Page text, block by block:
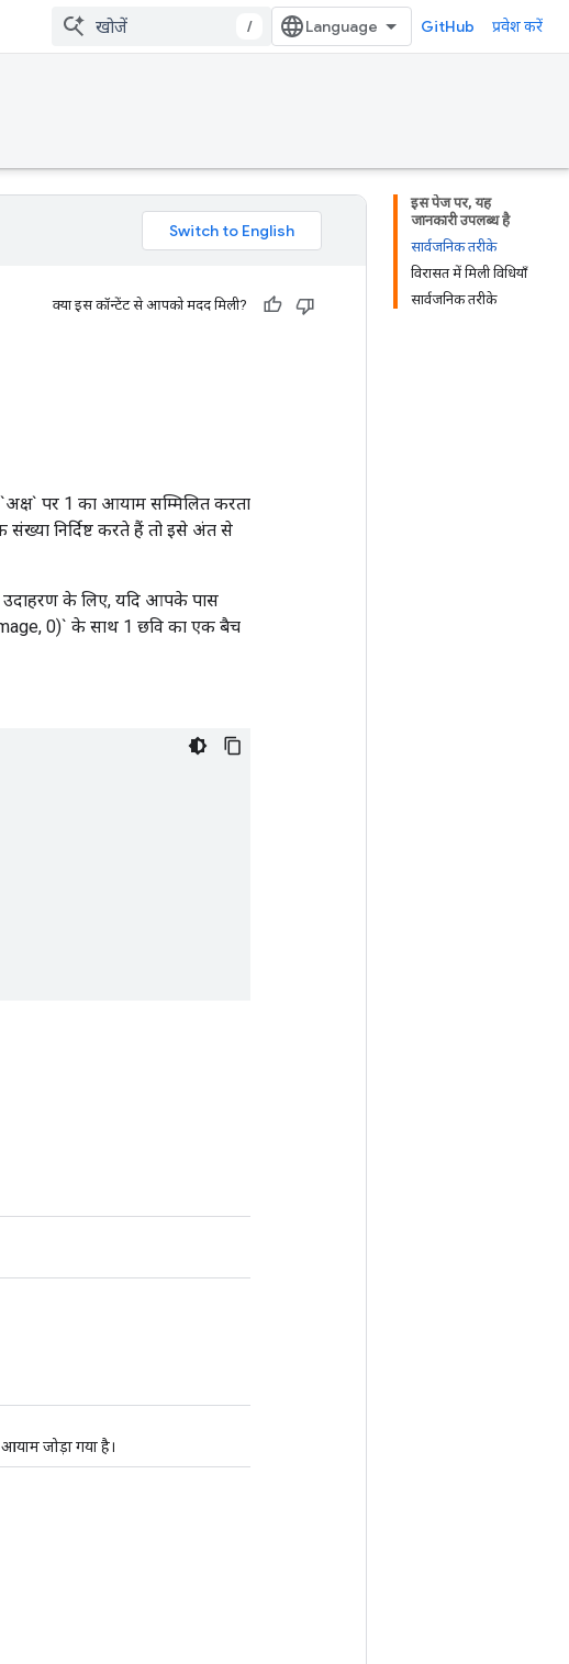
/ GitHub प्रवेश करें
इस पेज पर, यह
जानकारी उपलब्ध है
सार्वजनिक तरीके
विरासत में मिली विधियाँ
सार्वजनिक तरीके
क्या इस कॉन्टेंट से आपको मदद मिली?
पर 1 का आयाम सम्मिलित करता
निर्दिष्ट करते हैं तो इसे अंत से
के लिए, यदि आपके पास
0)` के साथ 1 छवि का एक बैच
जोड़ा गया है।